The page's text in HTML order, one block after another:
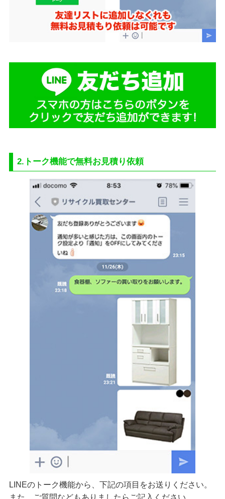
2.トーク機能で無料お見積り依頼
LINEのトーク機能から、下記の項目をお送りください。
また、ご質問などもありましたらご記入ください。